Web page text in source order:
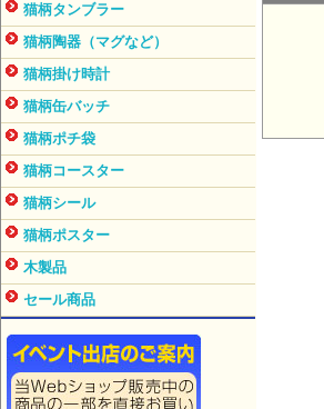
猫柄タンブラー
猫柄陶器（マグなど）
猫柄掛け時計
猫柄缶バッチ
猫柄ポチ袋
猫柄コースター
猫柄シール
猫柄ポスター
木製品
セール商品